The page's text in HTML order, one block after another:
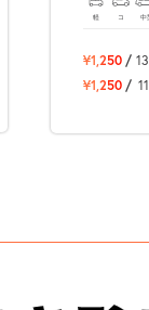
軽 コ 中
¥1,250 /
¥1,250 /